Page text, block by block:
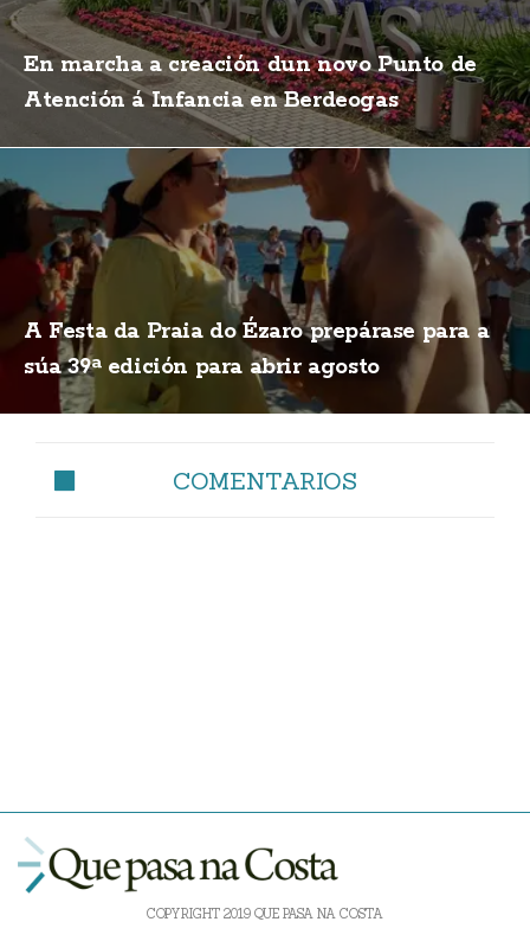
En marcha a creación dun novo Punto de
Atención á Infancia en Berdeogas
A Festa da Praia do Ézaro prepárase para a
súa 39ª edición para abrir agosto
COMENTARIOS
COPYRIGHT 2019 QUE PASA NA COSTA